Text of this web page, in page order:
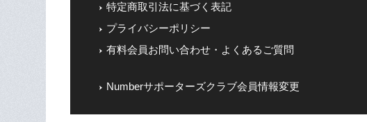
特定商取引法に基づく表記
プライバシーポリシー
有料会員お問い合わせ・よくあるご質問
Numberサポーターズクラブ会員情報変更